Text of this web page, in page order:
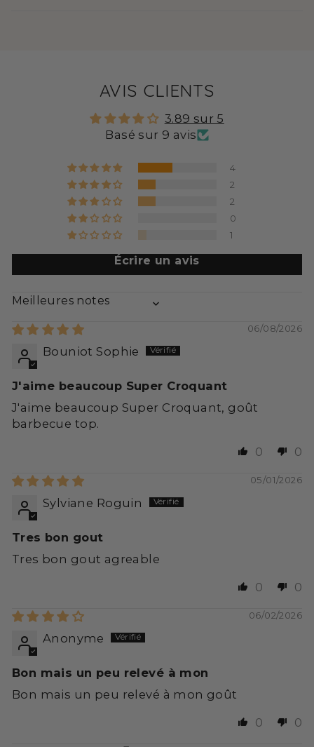
AVIS CLIENTS
3.89 sur 5
Basé sur 9 avis
4
2
2
0
1
Écrire un avis
06/08/2026
Bouniot Sophie
J'aime beaucoup Super Croquant
J'aime beaucoup Super Croquant, goût
barbecue top.
0
0
05/01/2026
Sylviane Roguin
Tres bon gout
Tres bon gout agreable
0
0
06/02/2026
Anonyme
Bon mais un peu relevé à mon
Bon mais un peu relevé à mon goût
0
0